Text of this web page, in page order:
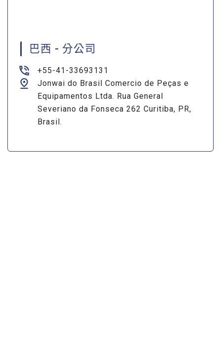
巴西 - 分公司
+55-41-33693131
Jonwai do Brasil Comercio de Peças e
Equipamentos Ltda. Rua General
Severiano da Fonseca 262 Curitiba, PR,
Brasil.